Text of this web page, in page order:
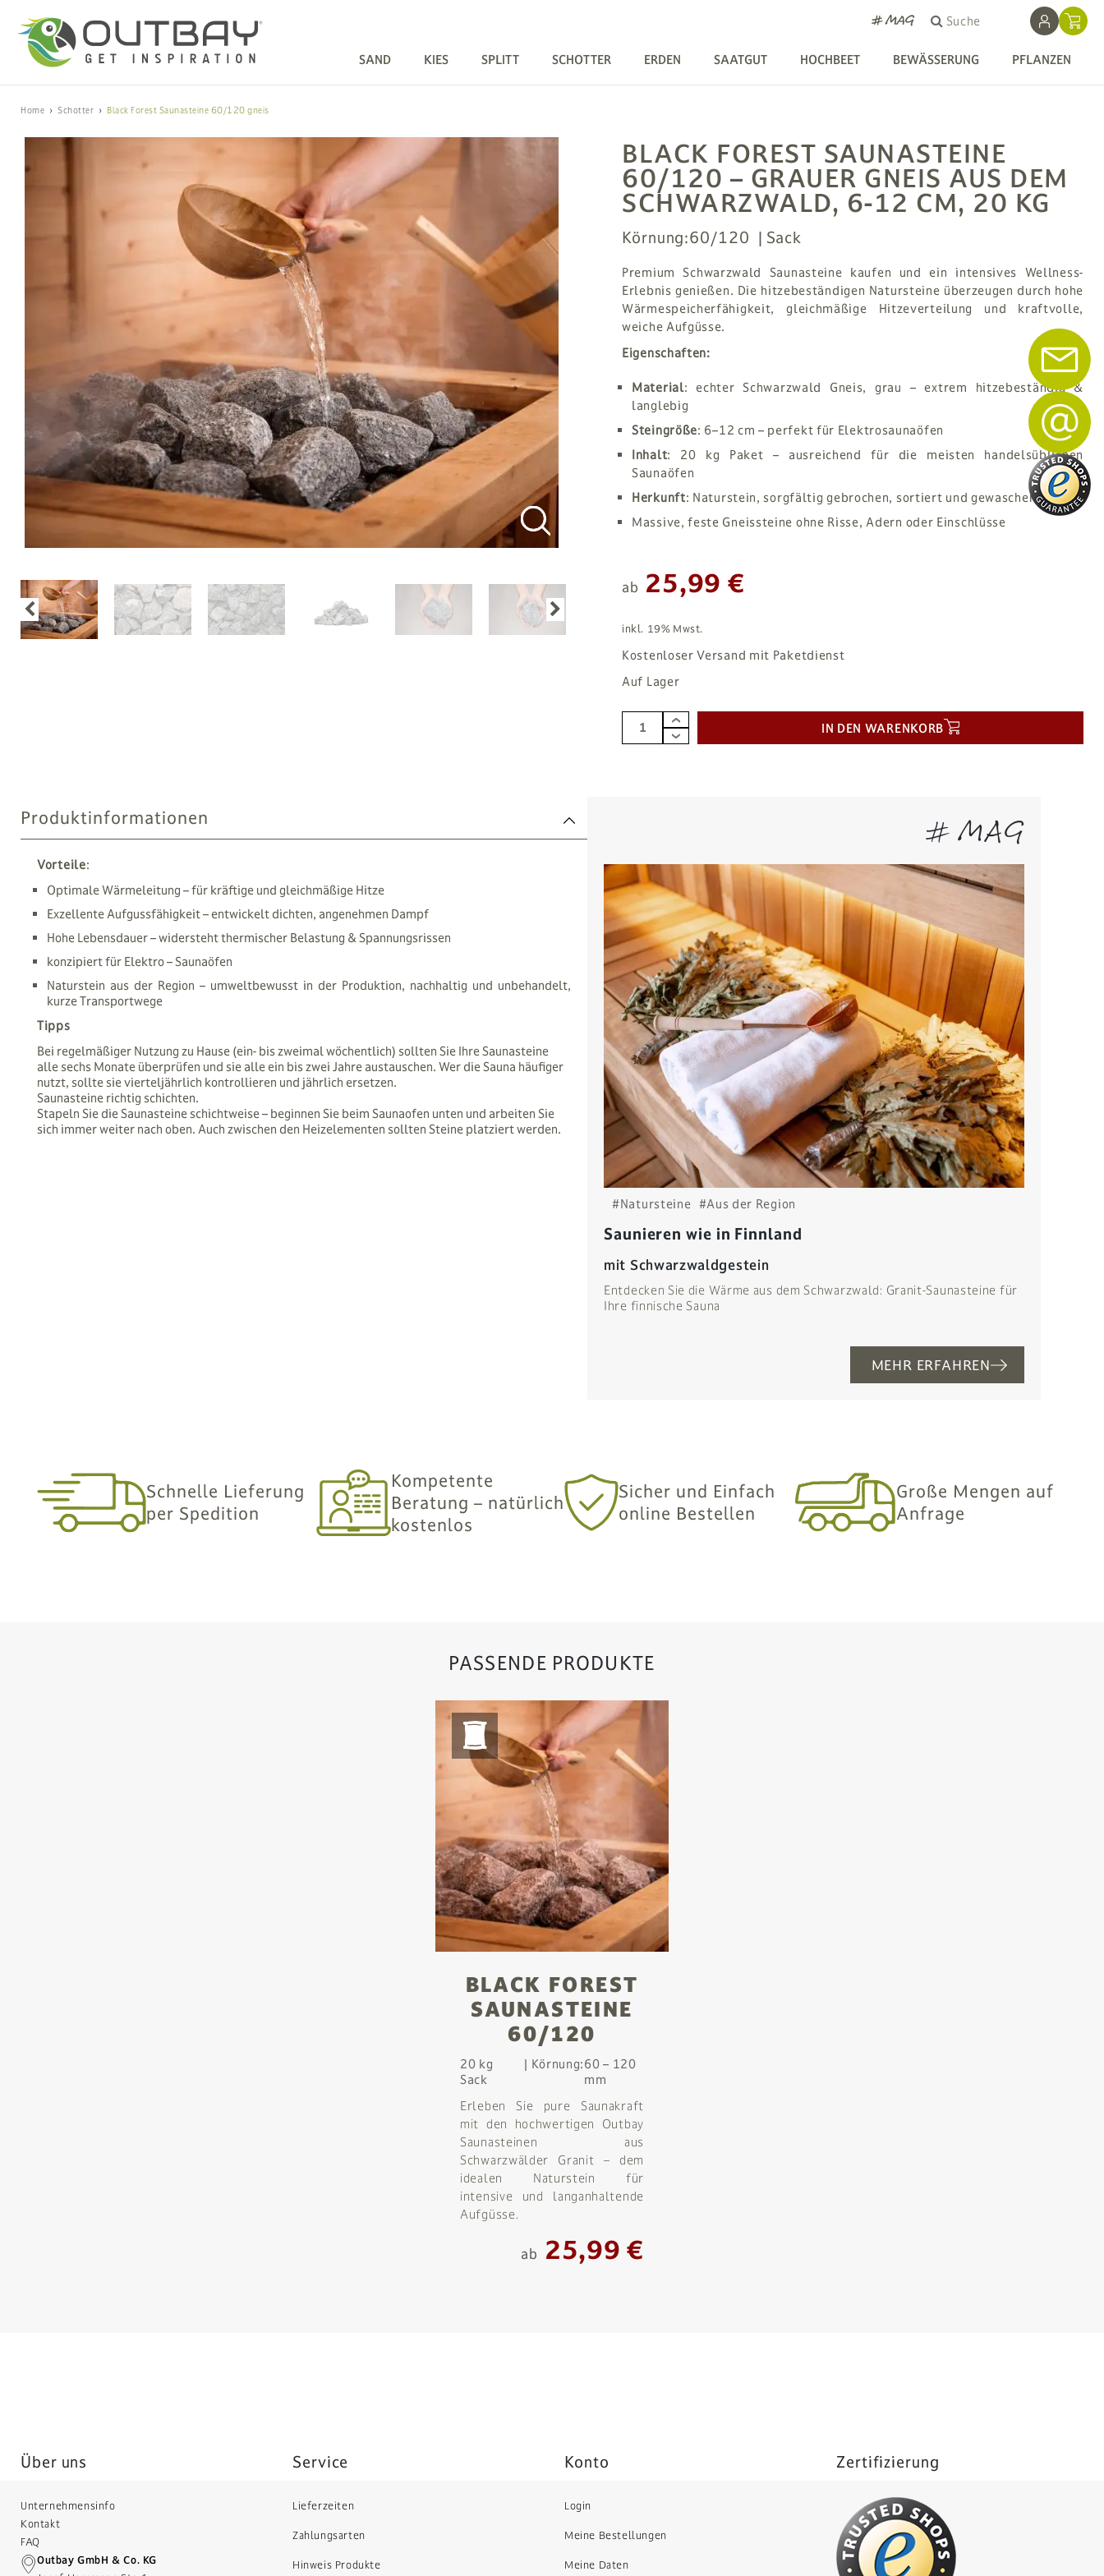
# MAG Suche
SAND KIES SPLITT SCHOTTER ERDEN SAATGUT HOCHBEET BEWÄSSERUNG PFLANZEN
Home Schotter Black Forest Saunasteine 60/120 gneis
BLACK FOREST SAUNASTEINE
60/120 – GRAUER GNEIS AUS DEM
SCHWARZWALD, 6-12 CM, 20 KG
Körnung:60/120 Sack
Premium Schwarzwald Saunasteine kaufen und ein intensives Wellness-
Erlebnis genießen. Die hitzebeständigen Natursteine überzeugen durch hohe
Wärmespeicherfähigkeit, gleichmäßige Hitzeverteilung und kraftvolle,
weiche Aufgüsse.
Eigenschaften:
Material: echter Schwarzwald Gneis, grau – extrem hitzebeständig &
langlebig
Steingröße: 6–12 cm – perfekt für Elektrosaunaöfen
Inhalt: 20 kg Paket – ausreichend für die meisten handelsüblichen
Saunaöfen
Herkunft: Naturstein, sorgfältig gebrochen, sortiert und gewaschen
Massive, feste Gneissteine ohne Risse, Adern oder Einschlüsse
ab 25,99 €
inkl. 19% Mwst.
Kostenloser Versand mit Paketdienst
Auf Lager
IN DEN WARENKORB
Produktinformationen
Vorteile:
Optimale Wärmeleitung – für kräftige und gleichmäßige Hitze
Exzellente Aufgussfähigkeit – entwickelt dichten, angenehmen Dampf
Hohe Lebensdauer – widersteht thermischer Belastung & Spannungsrissen
konzipiert für Elektro – Saunaöfen
Naturstein aus der Region – umweltbewusst in der Produktion, nachhaltig und unbehandelt,
kurze Transportwege
Tipps
Bei regelmäßiger Nutzung zu Hause (ein- bis zweimal wöchentlich) sollten Sie Ihre Saunasteine
alle sechs Monate überprüfen und sie alle ein bis zwei Jahre austauschen. Wer die Sauna häufiger
nutzt, sollte sie vierteljährlich kontrollieren und jährlich ersetzen.
Saunasteine richtig schichten.
Stapeln Sie die Saunasteine schichtweise – beginnen Sie beim Saunaofen unten und arbeiten Sie
sich immer weiter nach oben. Auch zwischen den Heizelementen sollten Steine platziert werden.
# MAG
#Natursteine #Aus der Region
Saunieren wie in Finnland
mit Schwarzwaldgestein
Entdecken Sie die Wärme aus dem Schwarzwald: Granit-Saunasteine für
Ihre finnische Sauna
MEHR ERFAHREN
Schnelle Lieferung
per Spedition
Kompetente
Beratung – natürlich
kostenlos
Sicher und Einfach
online Bestellen
Große Mengen auf
Anfrage
PASSENDE PRODUKTE
BLACK FOREST
SAUNASTEINE
60/120
20 kg
Sack
Körnung:60 – 120
mm
Erleben Sie pure Saunakraft
mit den hochwertigen Outbay
Saunasteinen aus
Schwarzwälder Granit – dem
idealen Naturstein für
intensive und langanhaltende
Aufgüsse.
ab 25,99 €
Über uns Service Konto Zertifizierung
Unternehmensinfo
Kontakt
FAQ
Outbay GmbH & Co. KG
Lieferzeiten
Zahlungsarten
Hinweis Produkte
Login
Meine Bestellungen
Meine Daten